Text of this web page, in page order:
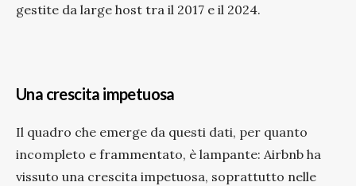
gestite da large host tra il 2017 e il 2024.
Una crescita impetuosa
Il quadro che emerge da questi dati, per quanto
incompleto e frammentato, è lampante: Airbnb ha
vissuto una crescita impetuosa, soprattutto nelle